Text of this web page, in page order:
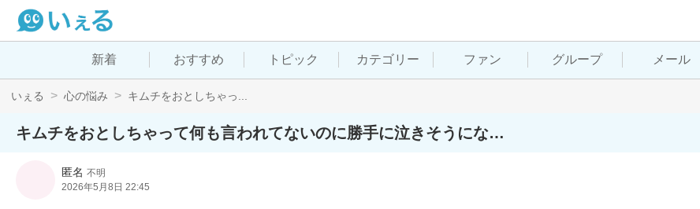
新着 おすすめ トピック カテゴリー ファン グループ メール
いぇる 心の悩み キムチをおとしちゃっ...
キムチをおとしちゃって何も言われてないのに勝手に泣きそうにな…
匿名 不明
2026年5月8日 22:45